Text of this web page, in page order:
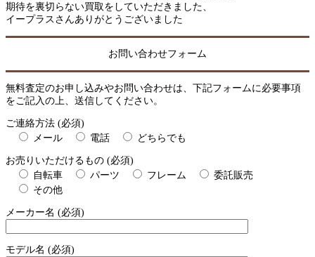
期待を裏切らない買取をしていただきました、
イープラスさんありがとうございました
お問い合わせフォーム
無料査定のお申し込みやお問い合わせは、下記フォームに必要事項
をご記入の上、送信してください。
ご連絡方法 (必須)
メール
電話 どちらでも
お売りいただけるもの (必須)
自転車
パーツ フレーム
委託販売
その他
メーカー名 (必須)
モデル名 (必須)